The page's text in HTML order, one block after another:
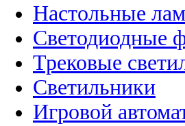
Настольные
Светодиодные
Трековые
Светильники
Игровой